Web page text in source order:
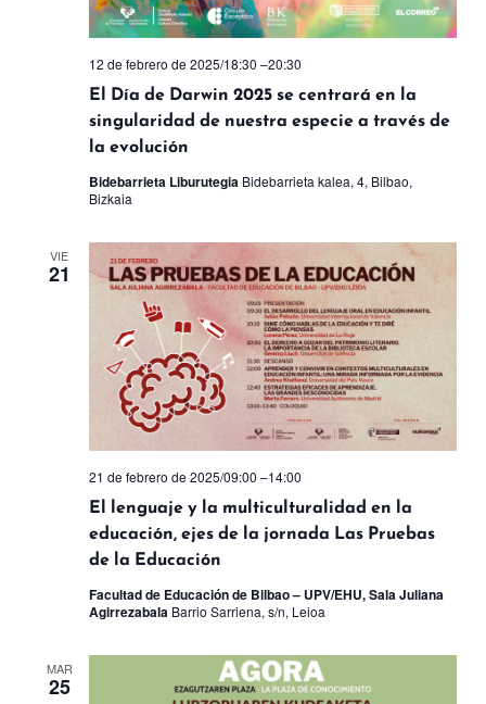
12 de febrero de 2025/18:30 –20:30
El Día de Darwin 2025 se centrará en la
singularidad de nuestra especie a través de
la evolución
Bidebarrieta Liburutegia Bidebarrieta kalea, 4, Bilbao,
Bizkaia
VIE
21
21 de febrero de 2025/09:00 –14:00
El lenguaje y la multiculturalidad en la
educación, ejes de la jornada Las Pruebas
de la Educación
Facultad de Educación de Bilbao – UPV/EHU, Sala Juliana
Agirrezabala Barrio Sarriena, s/n, Leioa
MAR
25